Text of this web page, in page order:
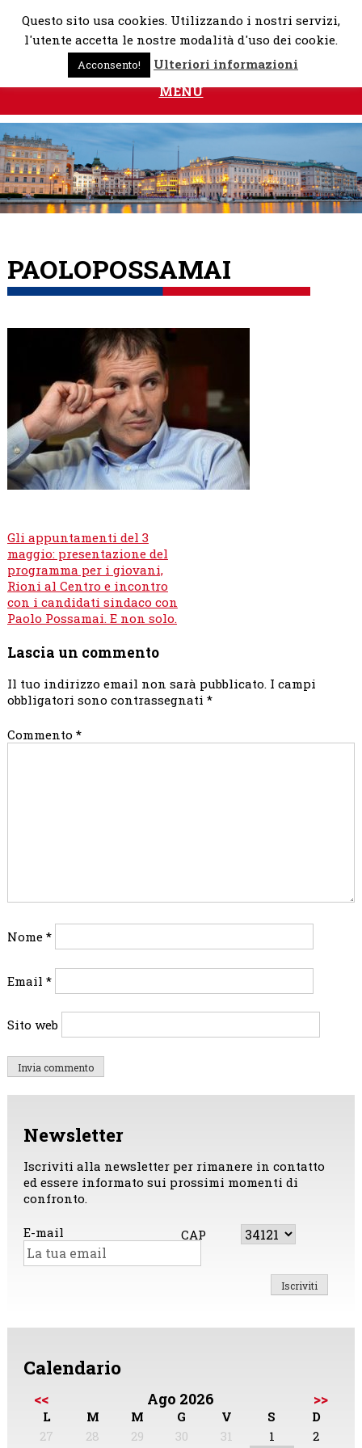
Skip
MENU
PAOLOPOSSAMAI
Navigazione
articoli
Gli appuntamenti del 3
maggio: presentazione del
programma per i giovani,
Rioni al Centro e incontro
con i candidati sindaco con
Paolo Possamai. E non solo.
Lascia un commento
Il tuo indirizzo email non sarà pubblicato. I campi
obbligatori sono contrassegnati *
Commento *
Nome *
Email *
Sito web
Newsletter
Iscriviti alla newsletter per rimanere in contatto
ed essere informato sui prossimi momenti di
confronto.
E-mail CAP
Calendario
<< Ago 2026 >>
L M M G V S
D
27
28 29 30 31 1
2
Questo sito usa cookies. Utilizzando i nostri servizi,
l'utente accetta le nostre modalità d'uso dei cookie.
Acconsento! Ulteriori informazioni